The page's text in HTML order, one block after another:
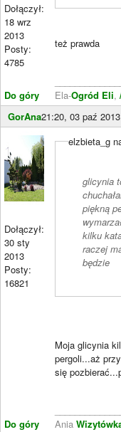
Dołączył:
18 wrz
2013
Posty:
4785
Do góry
też prawda
Ela-Ogród Eli,
GorAna21:20, 03 paź 2013
Dołączył:
30 sty
2013
Posty:
16821
Do góry
elzbieta_g
glicynia
piękną
kilku
raczej
będzie
Moja glicynia
pergoli...aż
się
Ania